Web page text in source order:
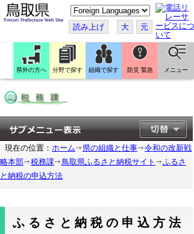
こ
の
ペ
ー
ジ
を
翻
訳
す
読み上げ 大 元
県外の方へ 分野で探す 組織で探す 防災 緊急 メニュー
現在の位置： ホーム 県の組織と仕事
令和の改新戦
略本部
税務課 鳥取県ふるさと納税サイト
ふるさ
と納税の申込方法
ふるさと納税の申込方法